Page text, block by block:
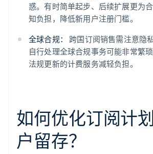
惑。有时简单起步、后续扩展更为
知负担，降低新用户注册门槛。
全球合规：
跨国订阅销售需注意隐
自行处理全球合规事务可能非常繁
法规更新的计费服务减轻负担。
如何优化订阅计
户留存？